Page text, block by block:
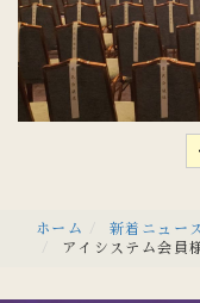
ホーム
新着ニュース
アイシステム会